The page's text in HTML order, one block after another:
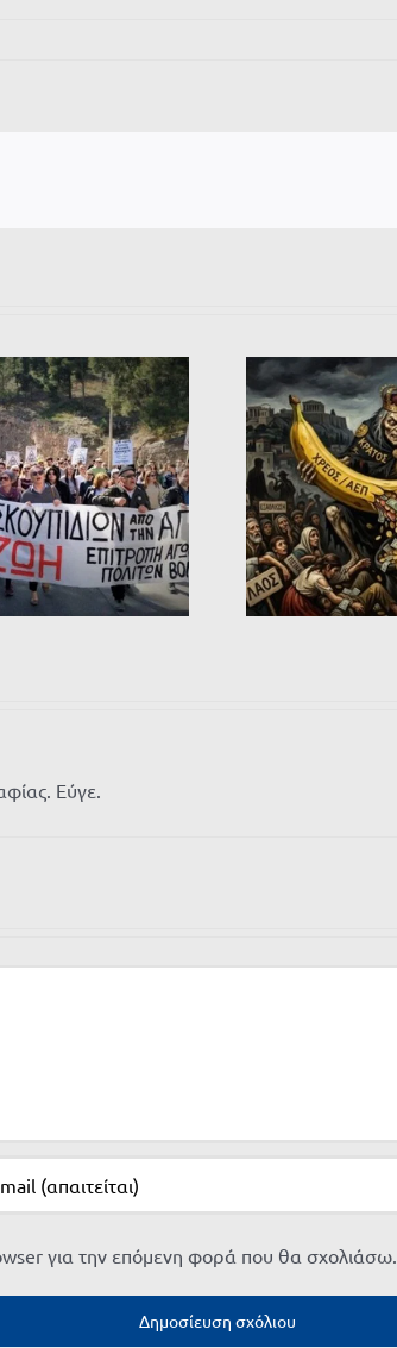
Εύγε.
για την επόμενη φορά που θα σχολιάσω.